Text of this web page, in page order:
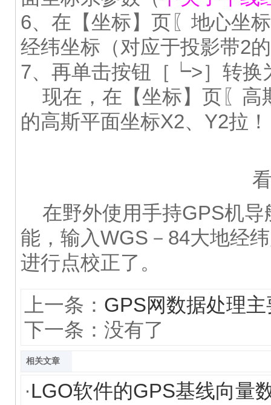
6、在【坐标】页〖地心坐
经纬坐标（对应于投影带2
7、再单击按钮［┕>］转换
现在，在【坐标】页〖高
的高斯平面坐标X2、Y2拉！
在野外使用手持GPS机导
能，输入WGS－84大地经
进行点校正了。
上一条： GPS网数据处理
下一条：没有了
相关文章
·LGO软件的GPS基线向量